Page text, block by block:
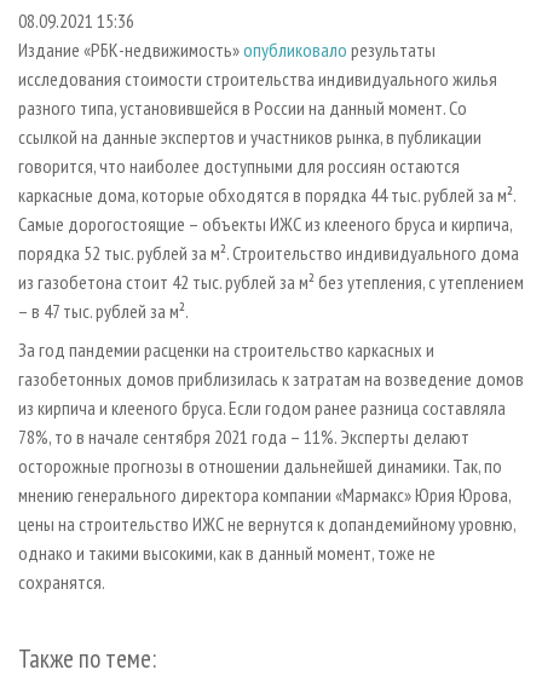
СУШКА ДРЕВЕСИНЫ
ПРОИЗВОДСТВО ДРЕВЕСНЫХ ПЛИТ
ДЕРЕВЯННОЕ ДОМОСТРОЕНИЕ
ПРОИЗВОДСТВО МЕБЕЛИ
БИОЭНЕРГЕТИКА
ЦБП
ИНСТРУМЕНТ И МАТЕРИАЛЫ
ПЕРСОНЫ
МОБИЛЬНЫЕ ВЫСТАВКИ
ОФИЦИАЛЬНЫЕ ДЕЛЕГАЦИИ
ПРИОРИТЕТНЫЕ ИНВЕСТПРОЕКТЫ
RUSSIAN FORESTRY REVIEW
ГАЗЕТА ЛЕСПРОМФОРУМ
БИБЛИОТЕКА СПЕЦИАЛИСТА
КОНТАКТЫ
РЕКЛАМА
РЕКЛАМА НА САЙТЕ
08.09.2021 15:36
Издание «РБК-недвижимость»опубликовало результаты
исследования стоимости строительства индивидуального жилья
разного типа, установившейся в России на данный момент. Со
ссылкой на данные экспертов и участников рынка, в публикации
говорится, что наиболее доступными для россиян остаются
каркасные дома, которые обходятся в порядка 44 тыс. рублей за м².
Самые дорогостоящие – объекты ИЖС из клееного бруса и кирпича,
порядка 52 тыс. рублей за м². Строительство индивидуального дома
из газобетона стоит 42 тыс. рублей за м² без утепления, с утеплением
– в 47 тыс. рублей за м².
За год пандемии расценки на строительство каркасных и
газобетонных домов приблизилась к затратам на возведение домов
из кирпича и клееного бруса. Если годом ранее разница составляла
78%, то в начале сентября 2021 года – 11%. Эксперты делают
осторожные прогнозы в отношении дальнейшей динамики. Так, по
мнению генерального директора компании «Мармакс» Юрия Юрова,
цены на строительство ИЖС не вернутся к допандемийному уровню,
однако и такими высокими, как в данный момент, тоже не
сохранятся.
Также по теме: